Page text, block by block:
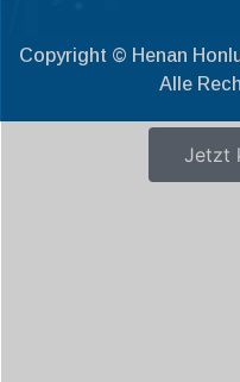
Copyright © Henan
Alle
Jetzt